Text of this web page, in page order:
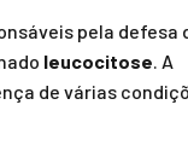
pela defesa
leucocitose. A
de várias